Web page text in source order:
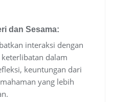
dan Sesama:
interaksi dengan
dalam
keuntungan dari
yang lebih